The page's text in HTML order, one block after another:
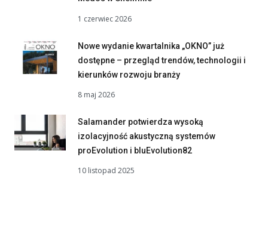
1 czerwiec 2026
Nowe wydanie kwartalnika „OKNO” już
dostępne – przegląd trendów, technologii i
kierunków rozwoju branży
8 maj 2026
Salamander potwierdza wysoką
izolacyjność akustyczną systemów
proEvolution i bluEvolution82
10 listopad 2025